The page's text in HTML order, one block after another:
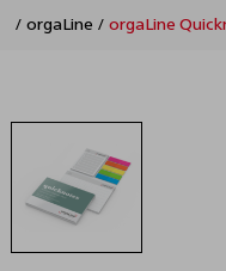
/ orgaLine / orgaLine